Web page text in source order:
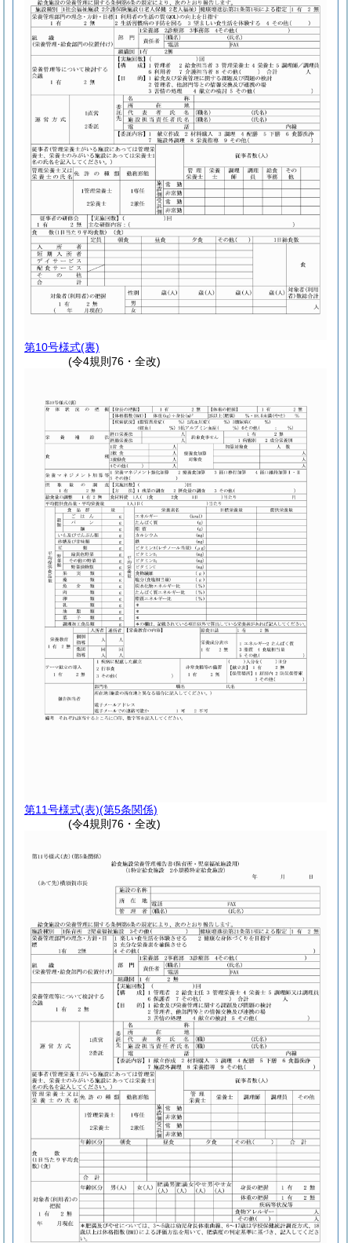
第10号様式(裏)
(令4規則76・全改)
第11号様式(表)(第5条関係)
(令4規則76・全改)